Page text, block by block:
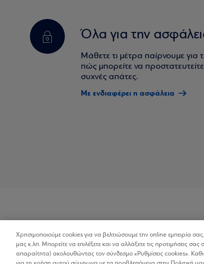
Όλα για την
Μάθετε τι μέτρα παίρνουμε για
πώς μπορείτε να προστατευτείτε
συχνές απάτες.
Με ενδιαφέρει η ασφάλεια
Προσβασιμότητα
Χρησιμοποιούμε cookies για να βελτιώσουμε την online εμπειρία
μας κ.λπ. Μπορείτε να επιλέξετε και να αλλάξετε τις προτιμήσεις
απαραίτητα) ακολουθώντας τον σύνδεσμο «Ρυθμίσεις cookies».